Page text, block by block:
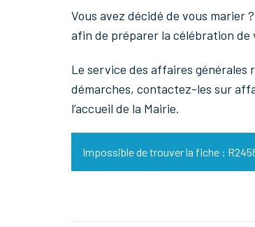
Vous avez décidé de vous marier
afin de préparer la célébration de
Le service des affaires générales
démarches, contactez-les sur
l’accueil de la Mairie.
Impossible de trouver la fiche :